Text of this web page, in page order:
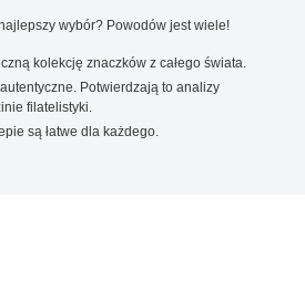
wybór? Powodów jest wiele!
kolekcję znaczków z całego świata.
Potwierdzają to analizy
filatelistyki.
są łatwe dla każdego.